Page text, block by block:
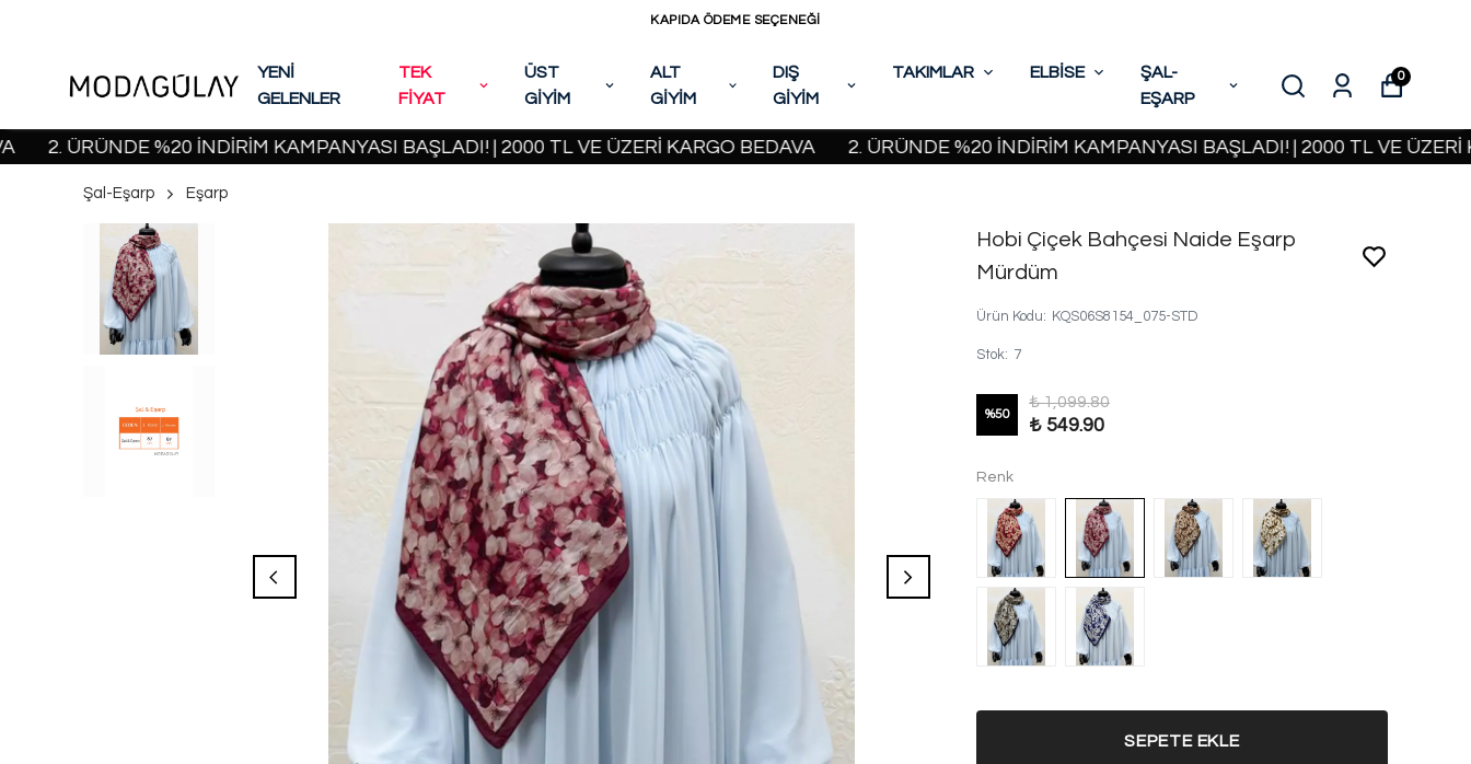
KAPIDA ÖDEME SEÇENEĞİ
YENİ
GELENLER
TEK
FİYAT
ÜST
GİYİM
ALT
GİYİM
DIŞ
GİYİM
TAKIMLAR ELBİSE
ŞAL-
EŞARP
0
%20 İNDİRİM KAMPANYASI BAŞLADI! | 2000 TL VE ÜZERİ KARGO BEDAVA 2. ÜRÜNDE %20 İNDİRİM KAMPANYASI BAŞLADI! | 2000 TL VE ÜZERİ
Şal-Eşarp Eşarp
Hobi Çiçek Bahçesi Naide Eşarp
Mürdüm
Ürün Kodu: KQS06S8154_075-STD
Stok: 7
%50
₺ 1,099.80
₺ 549.90
Renk
SEPETE EKLE